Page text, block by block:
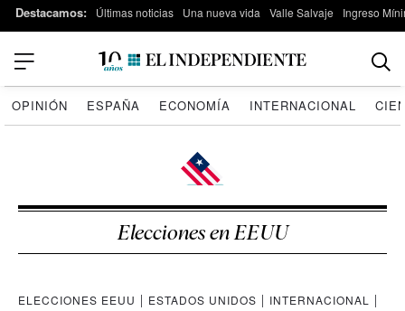
Destacamos: Últimas noticias Una nueva vida Valle Salvaje Ingreso
OPINIÓN ESPAÑA ECONOMÍA INTERNACIONAL
Elecciones en EEUU
ELECCIONES EEUU | ESTADOS UNIDOS | INTERNACIONAL
|